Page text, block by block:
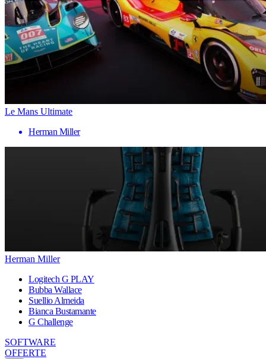
Le Mans Ultimate
Herman Miller
Herman Miller
Logitech G PLAY
Bubba Wallace
Suellio Almeida
Bianca Bustamante
G Challenge
SOFTWARE
OFFERTE